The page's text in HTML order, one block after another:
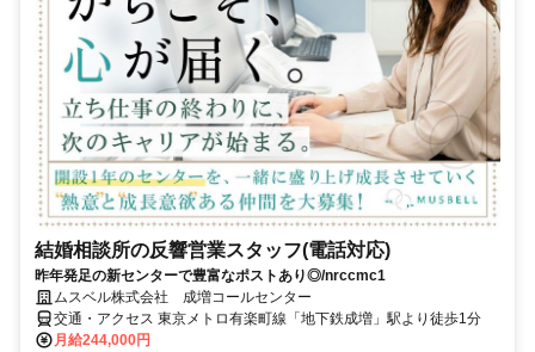
結婚相談所の反響営業スタッフ(電話対応)
昨年発足の新センターで豊富なポストあり◎/nrccmc1
ムスベル株式会社 成増コールセンター
交通・アクセス 東京メトロ有楽町線「地下鉄成増」駅より徒歩1分
月給244,000円